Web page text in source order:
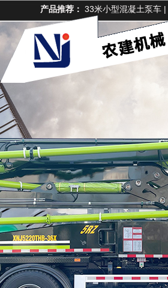
产品推荐： 33米小型混凝土泵车 |